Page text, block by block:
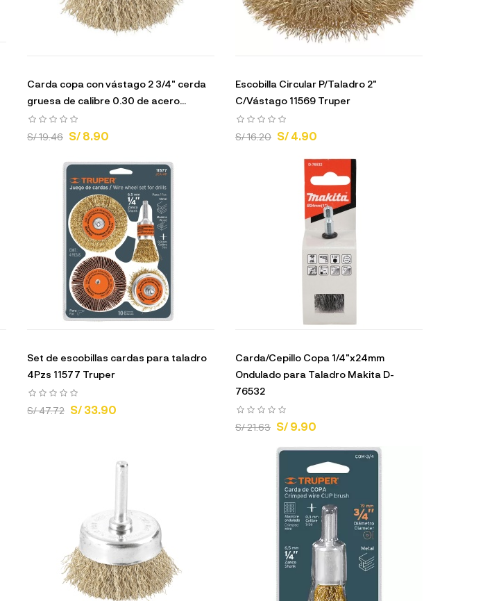
Carda copa con vástago 2 3/4" cerda
gruesa de calibre 0.30 de acero...
S/ 19.46 S/ 8.90
Escobilla Circular P/Taladro 2"
C/Vástago 11569 Truper
S/ 16.20 S/ 4.90
Set de escobillas cardas para taladro
4Pzs 11577 Truper
S/ 47.72 S/ 33.90
Carda/Cepillo Copa 1/4"x24mm
Ondulado para Taladro Makita D-
76532
S/ 21.63 S/ 9.90